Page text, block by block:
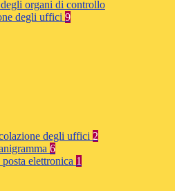
organi di controllo
degli uffici 9
degli uffici 2
6
elettronica 1